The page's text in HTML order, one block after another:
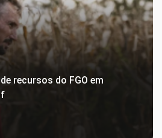
recursos do FGO em